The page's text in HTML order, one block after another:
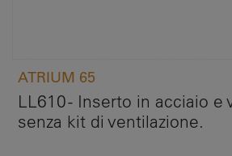
ATRIUM 65
LL610 - Inserto in acciaio e
senza kit di ventilazione.